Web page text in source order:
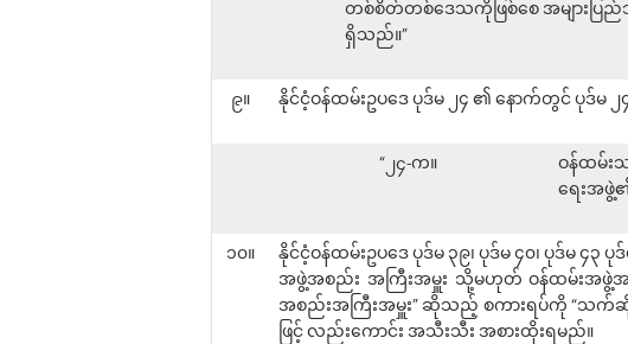
တစ်စိတ်တစ်ဒေသကိုဖြစ်စေ အများပြ
ရှိသည်။”
၉။ နိုင်ငံ့ဝန်ထမ်းဥပဒေ ပုဒ်မ ၂၄ ၏ နောက်တွင် ပုဒ်
“၂၄-က။
ဝန်ထမ်း
ရေးအဖွဲ့၏
၁၀။
နိုင်ငံ့ဝန်ထမ်းဥပဒေ ပုဒ်မ ၃၉၊ ပုဒ်မ ၄၀၊ ပုဒ်မ ၄
အဖွဲ့အစည်း အကြီးအမှူး သို့မဟုတ် ဝန်ထမ်းအဖွဲ့အစ
အစည်းအကြီးအမှူး” ဆိုသည့် စကားရပ်ကို “သက်ဆို
ဖြင့် လည်းကောင်း အသီးသီး အစားထိုးရမည်။